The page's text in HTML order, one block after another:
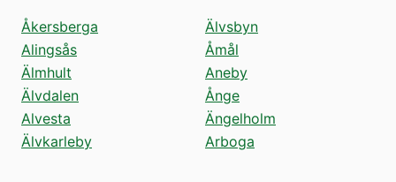
Åkersberga
Alingsås
Älmhult
Älvdalen
Alvesta
Älvkarleby
Älvsbyn
Åmål
Aneby
Ånge
Ängelholm
Arboga